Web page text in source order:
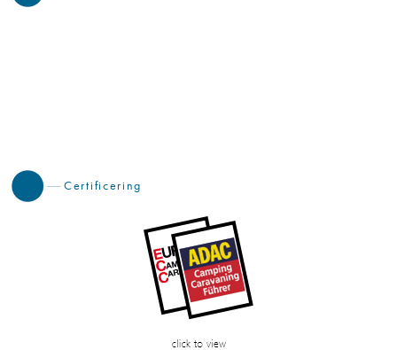
Certificering